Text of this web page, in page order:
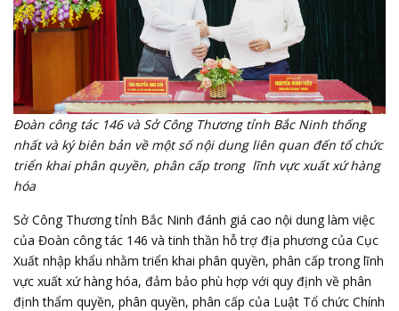
Đoàn công tác 146 và Sở Công Thương tỉnh Bắc Ninh thống
nhất và ký biên bản về một số nội dung liên quan đến tổ chức
triển khai phân quyền, phân cấp trong lĩnh vực xuất xứ hàng
hóa
Sở Công Thương tỉnh Bắc Ninh đánh giá cao nội dung làm việc
của Đoàn công tác 146 và tinh thần hỗ trợ địa phương của Cục
Xuất nhập khẩu nhằm triển khai phân quyền, phân cấp trong lĩnh
vực xuất xứ hàng hóa, đảm bảo phù hợp với quy định về phân
định thẩm quyền, phân quyền, phân cấp của Luật Tổ chức Chính